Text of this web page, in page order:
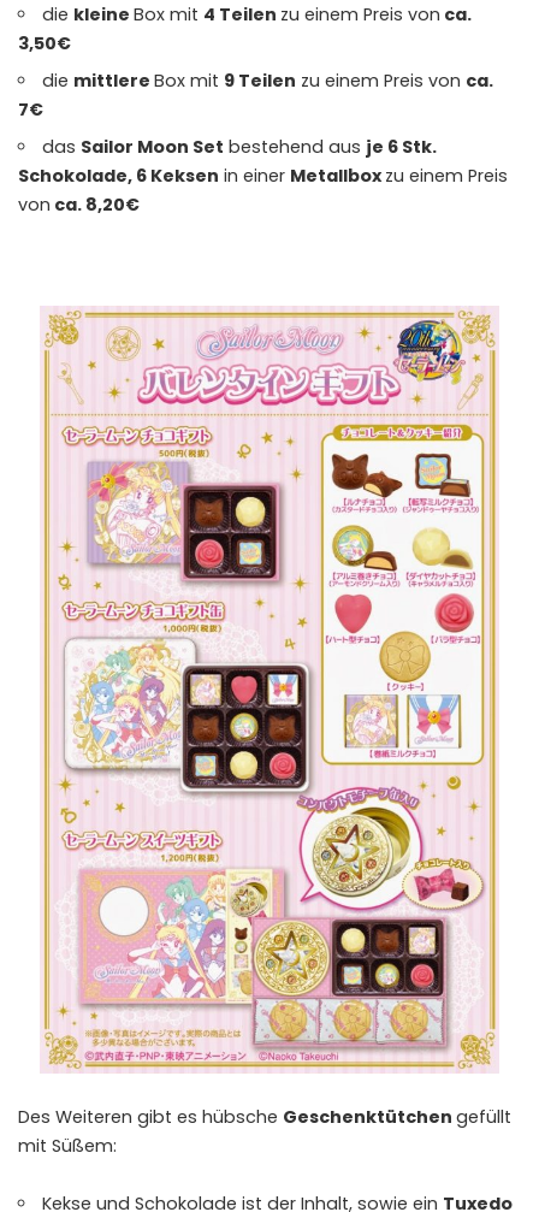
die kleineBox mit 4 Teilen zu einem Preis von ca.
3,50€
die mittlereBox mit 9 Teilen zu einem Preis von ca.
7€
das Sailor Moon Set bestehend aus je 6 Stk.
Schokolade, 6 Keksen in einer Metallboxzu einem Preis
von ca. 8,20€
Des Weiteren gibt es hübsche Geschenktütchen gefüllt
mit Süßem:
Kekse und Schokolade ist der Inhalt, sowie ein Tuxedo